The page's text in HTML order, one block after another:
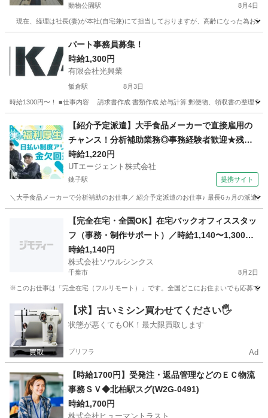
動物公園駅 8月4日
現在、経理は社長(妻)が本社(自宅兼)にて担当しておりますが、高齢になった為お
動物公園駅 会計
パート事務員募集！
時給1,300円
有限会社光興業
飯倉駅 8月3日
時給1300円〜！ ■仕事内容 請求書作成 書類作成 給与計算 郵便物、領収書の整理 問
飯倉駅 一般事務 事務員
【紹介予定派遣】大手食品メーカーで直接雇用の
チャンス！分析補助業務◎事務経験者歓迎★残業
少なめ
時給1,220円
UTエージェント株式会社
銚子駅 提携サイト
＼大手食品メーカーで分析補助のお仕事／ 紹介予定派遣のお仕事♪ 最長6ヵ月の派遣
銚子駅 その他
【完全在宅・全国OK】在宅バックオフィススタッ
フ（事務・制作サポート）／時給1,140〜1,300円
／週20〜25h・土日祝休み／未経験OK・ブランク
OK
時給1,140円
株式会社ソウルシンクス
千葉市 8月2日
※このお仕事は「完全在宅（フルリモート）」です。全国どこにお住まいでも応募
千葉 千葉市 一般事務 Web
【求】古いミシン買わせてください🖐️
状態が悪くてもOK！最大限買取します
プリフラ Ad
【時給1700円】受発注・返品管理などのＥＣ物流
事務ＳＶ◆北柏駅スグ(W2G-0491)
時給1,700円
株式会社ヒューマントラスト